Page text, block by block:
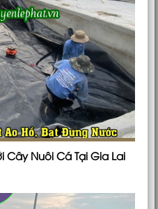
Cây Nuôi Cá Tại Gia Lai